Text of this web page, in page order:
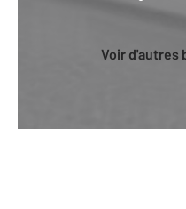
Voir